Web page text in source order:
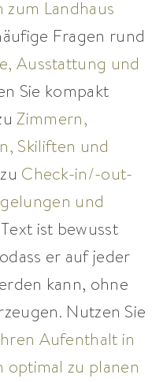
zum Landhaus
Fragen rund
Ausstattung und
Sie kompakt
Zimmern,
Skiliften und
Check-in/-out-
und
ist bewusst
er auf jeder
kann, ohne
Nutzen Sie
Aufenthalt in
optimal zu planen